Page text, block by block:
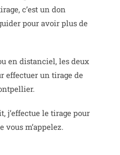
c’est un don
pour avoir plus de
en distanciel, les deux
effectuer un tirage de
j’effectue le tirage pour
vous m’appelez.